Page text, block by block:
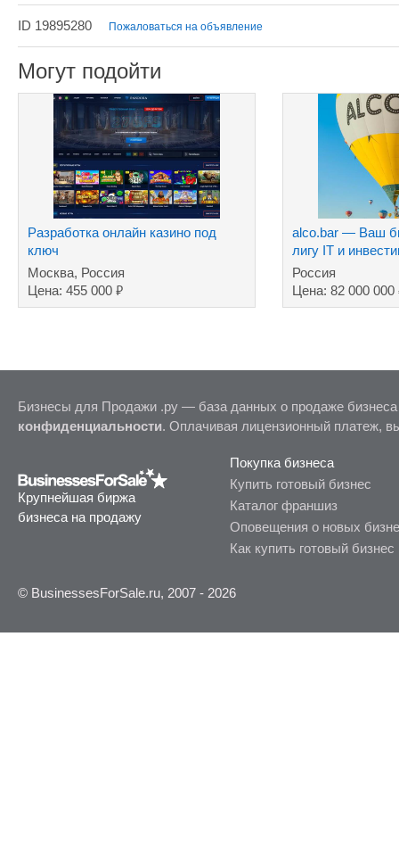
ID 19895280 Пожаловаться на объявление
Могут подойти
Разработка онлайн казино под
ключ
Москва, Россия
Цена: 455 000 ₽
alco.bar — Ваш
лигу IT и
Россия
Цена: 82 000 000
Бизнесы для Продажи .ру — база данных о продаже
конфиденциальности. Оплачивая лицензионный платеж,
Крупнейшая биржа
бизнеса на продажу
Покупка бизнеса
Купить готовый бизнес
Каталог франшиз
Оповещения о новых
Как купить готовый бизнес
© BusinessesForSale.ru, 2007 - 2026